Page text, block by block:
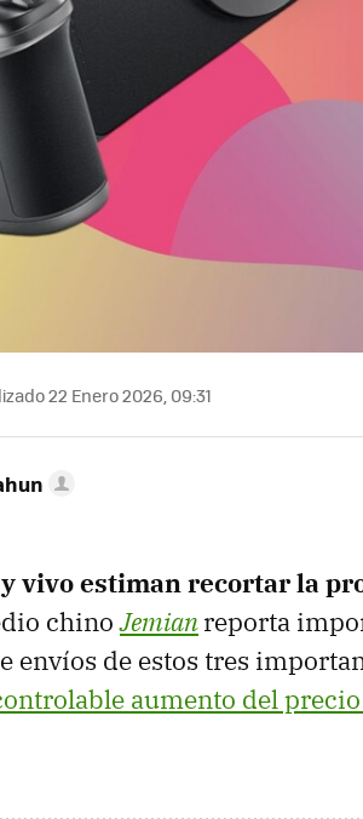
22 Enero 2026, 09:31
vivo estiman recortar la
chinoJemianreporta
envíos de estos tres
aumento del